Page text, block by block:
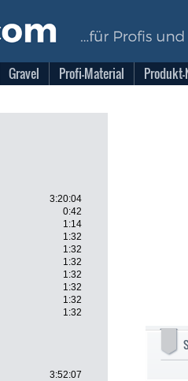
Gravel Profi-Material
3:20:04
0:42
1:14
1:32
1:32
1:32
1:32
1:32
1:32
1:32
3:52:07